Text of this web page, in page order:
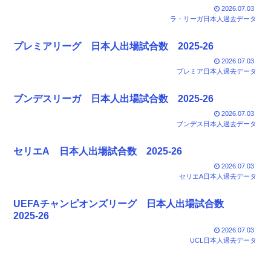
2026.07.03
ラ・リーガ日本人過去データ
プレミアリーグ 日本人出場試合数 2025-26
2026.07.03
プレミア日本人過去データ
ブンデスリーガ 日本人出場試合数 2025-26
2026.07.03
ブンデス日本人過去データ
セリエA 日本人出場試合数 2025-26
2026.07.03
セリエA日本人過去データ
UEFAチャンピオンズリーグ 日本人出場試合数
2025-26
2026.07.03
UCL日本人過去データ